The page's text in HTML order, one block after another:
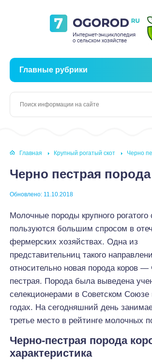
Главные рубрики
Главная Крупный рогатый скот Черно
Черно пестрая
Обновлено: 11.10.2018
Молочные породы крупного рогатого
пользуются большим спросом в
фермерских хозяйствах. Одна из
представительниц такого
относительно новая порода коров —
пестрая. Порода была выведена
селекционерами в Советском Союзе
годах. На сегодняшний день
третье место в рейтинге молочных
Черно-пестрая порода
характеристика